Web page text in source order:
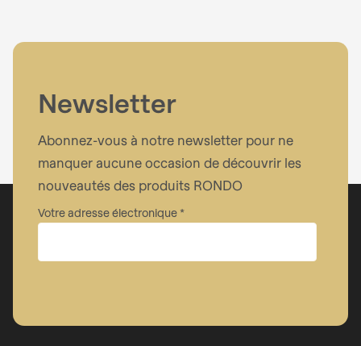
Newsletter
Abonnez-vous à notre newsletter pour ne
manquer aucune occasion de découvrir les
nouveautés des produits RONDO
Votre adresse électronique